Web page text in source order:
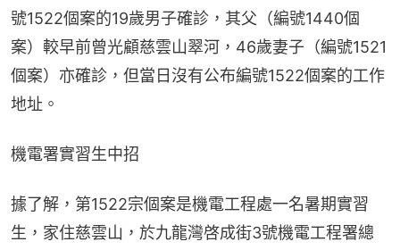
號1522個案的19歲男子確診，其父（編號1440個
案）較早前曾光顧慈雲山翠河，46歲妻子（編號1521
個案）亦確診，但當日沒有公布編號1522個案的工作
地址。
機電署實習生中招
據了解，第1522宗個案是機電工程處一名暑期實習
生，家住慈雲山，於九龍灣啓成街3號機電工程署總